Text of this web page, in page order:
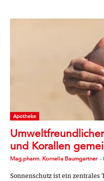
Apotheke
und Korallen
Mag.pharm. Kornelia Baumgartner -
Sonnenschutz ist ein